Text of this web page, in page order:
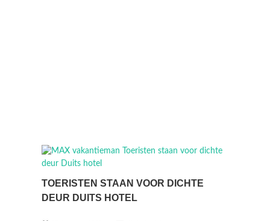
TOERISTEN STAAN VOOR DICHTE
DEUR DUITS HOTEL